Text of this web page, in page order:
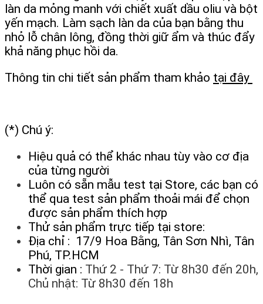
làn da mỏng manh với chiết xuất dầu oliu và bột
yến mạch. Làm sạch làn da của bạn bằng thu
nhỏ lỗ chân lông, đồng thời giữ ẩm và thúc đẩy
khả năng phục hồi da.
Thông tin chi tiết sản phẩm tham khảo tại đây
(*) Chú ý:
Hiệu quả có thể khác nhau tùy vào cơ địa
của từng người
Luôn có sẵn mẫu test tại Store, các bạn có
thể qua test sản phẩm thoải mái để chọn
được sản phẩm thích hợp
Thử sản phẩm trực tiếp tại store:
Địa chỉ : 17/9 Hoa Bằng, Tân Sơn Nhì, Tân
Phú, TP.HCM
Thời gian : Thứ 2 - Thứ 7: Từ 8h30 đến 20h,
Chủ nhật: Từ 8h30 đến 18h